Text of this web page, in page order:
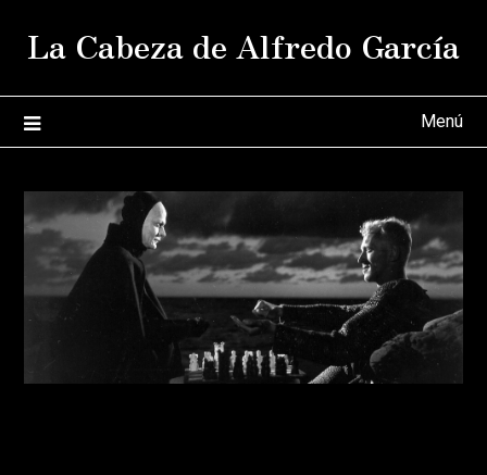
La Cabeza de Alfredo García
Menú